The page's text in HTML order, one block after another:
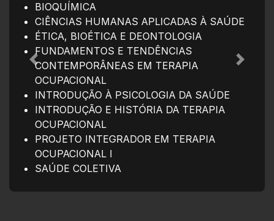
Anterior
BIOQUÍMICA
CIÊNCIAS HUMANAS APLICADAS À SAÚDE
ÉTICA, BIOÉTICA E DEONTOLOGIA
FUNDAMENTOS E TENDÊNCIAS
CONTEMPORÂNEAS EM TERAPIA
OCUPACIONAL
INTRODUÇÃO À PSICOLOGIA DA SAÚDE
INTRODUÇÃO E HISTÓRIA DA TERAPIA
OCUPACIONAL
PROJETO INTEGRADOR EM TERAPIA
OCUPACIONAL I
SAÚDE COLETIVA